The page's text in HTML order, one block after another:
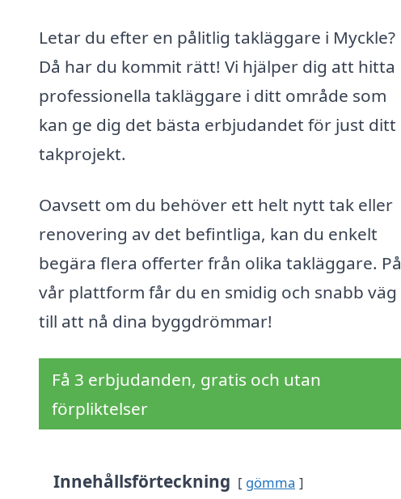
Letar du efter en pålitlig takläggare i Myckle?
Då har du kommit rätt! Vi hjälper dig att hitta
professionella takläggare i ditt område som
kan ge dig det bästa erbjudandet för just ditt
takprojekt.
Oavsett om du behöver ett helt nytt tak eller
renovering av det befintliga, kan du enkelt
begära flera offerter från olika takläggare. På
vår plattform får du en smidig och snabb väg
till att nå dina byggdrömmar!
Få 3 erbjudanden, gratis och utan
förpliktelser
Innehållsförteckning gömma